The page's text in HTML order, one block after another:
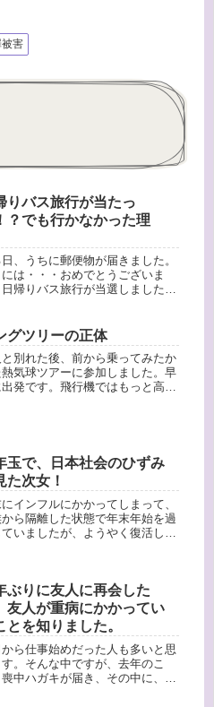
害
りバス旅行が当たっ
？でも行かなかった理
、うちに郵便物が届きました。
は・・・おめでとうございま
帰りバス旅行が当選しました！
そういえば、前に◯◯円以上の買
１口応募ができる抽選があって
し...
グツリーの正体
別れた後、前から乗ってみたか
熱気球ツアーに参加しました。早
発です。飛行機ではもっと高い
玉で、日本社会のひずみ
た次女！
インフルにかかってしまって、
ら隔離した状態で年末年始を過
ていましたが、ようやく復活しま
ブになりやすいのかな・・・っ
...
ぶりに友人に再会した
友人が重病にかかってい
とを知りました。
ら仕事始めだった人も多いと思
。そんな中ですが、去年のこ
喪中ハガキが届き、その中に、中